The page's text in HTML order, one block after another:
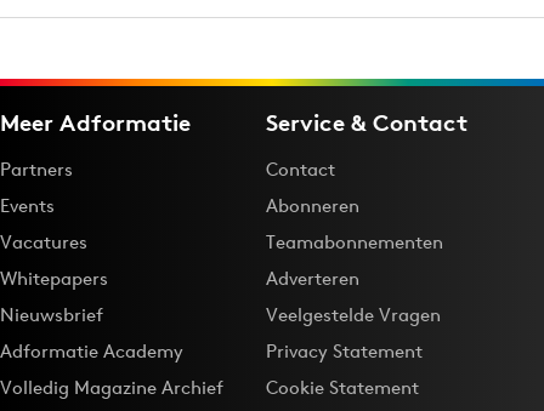
Meer Adformatie
Partners
Events
Vacatures
Whitepapers
Nieuwsbrief
Adformatie Academy
Volledig Magazine Archief
Service & Contact
Contact
Abonneren
Teamabonnementen
Adverteren
Veelgestelde Vragen
Privacy Statement
Cookie Statement